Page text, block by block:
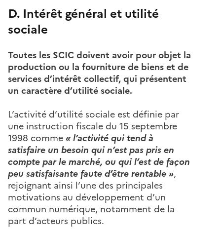
D. Intérêt général et utilité
sociale
Toutes les SCIC doivent avoir pour objet la
production ou la fourniture de biens et de
services d’intérêt collectif, qui présentent
un caractère d’utilité sociale.
L’activité d’utilité sociale est définie par
une instruction fiscale du 15 septembre
1998 comme« l’activité qui tend à
satisfaire un besoin qui n’est pas pris en
compte par le marché, ou qui l’est de façon
peu satisfaisante faute d’être rentable »,
rejoignant ainsi l’une des principales
motivations au développement d’un
commun numérique, notamment de la
part d’acteurs publics.